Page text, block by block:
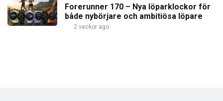
Forerunner 170 – Nya löparklockor för
både nybörjare och ambitiösa löpare
2 veckor ago